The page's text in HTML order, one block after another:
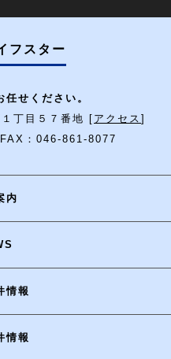
フスター
せください。
丁目５７番地 [ アクセス ]
：046-861-8077
内
情報
情報